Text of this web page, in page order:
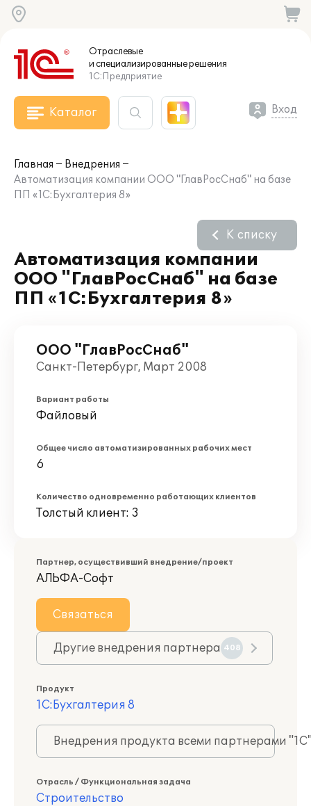
Отраслевые
и специализированныерешения
1С:Предприятие
Каталог Вход
Главная
Внедрения
Автоматизация компании ООО "ГлавРосСнаб" на базе
ПП «1С:Бухгалтерия 8»
Автоматизация компании
ООО "ГлавРосСнаб" на базе
ПП «1С:Бухгалтерия 8»
К списку
ООО "ГлавРосСнаб"
Санкт-Петербург, Март 2008
Вариант работы
Файловый
Общее число автоматизированных рабочих мест
6
Количество одновременно работающих клиентов
Толстый клиент: 3
Партнер, осуществивший внедрение/проект
АЛЬФА-Софт
Связаться
Другие внедрения партнера 408
Продукт
1С:Бухгалтерия 8
Внедрения продукта всеми партнерами
Отрасль / Функциональная задача
Строительство